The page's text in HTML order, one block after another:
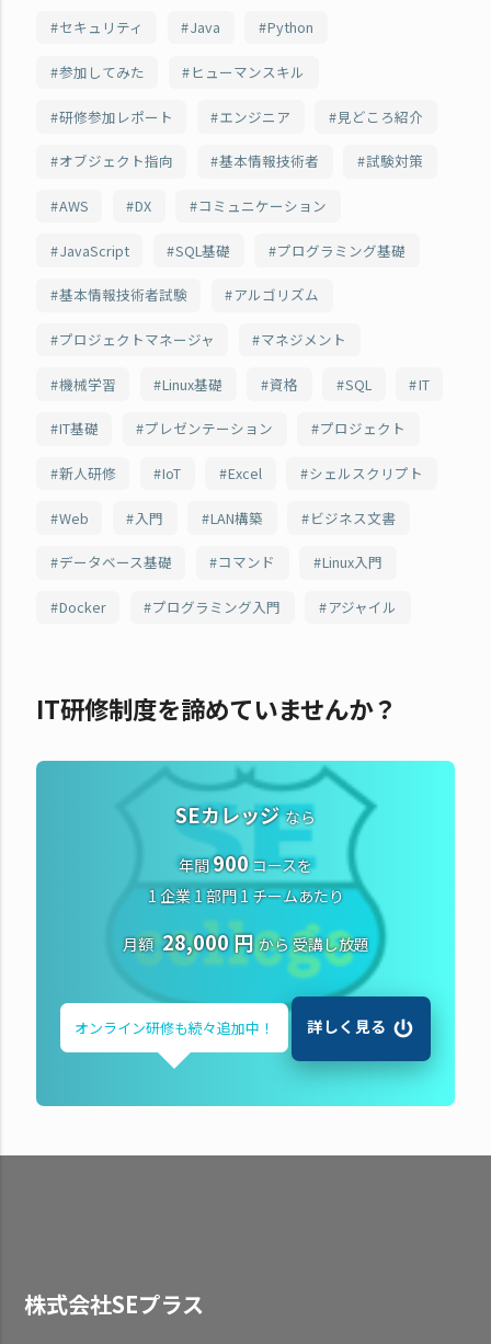
セキュリティ Java Python
参加してみた ヒューマンスキル
研修参加レポート エンジニア 見どころ紹介
オブジェクト指向 基本情報技術者 試験対策
AWS DX コミュニケーション
JavaScript SQL基礎 プログラミング基礎
基本情報技術者試験 アルゴリズム
プロジェクトマネージャ マネジメント
機械学習 Linux基礎 資格 SQL IT
IT基礎 プレゼンテーション プロジェクト
新人研修 IoT Excel シェルスクリプト
Web 入門 LAN構築 ビジネス文書
データベース基礎 コマンド Linux入門
Docker プログラミング入門 アジャイル
IT研修制度を諦めていませんか？
SEカレッジ なら
年間900コースを
1 企業 1 部門 1 チームあたり
月額 28,000 円 から受講し放題
オンライン研修も続々追加中！ 詳しく見る
株式会社SEプラス